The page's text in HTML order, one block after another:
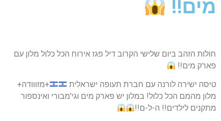
מים!!
חולות הזהב ביום שלישי הקרוב דיל פגז אירוח הכל כלול מלון עם
פארק מים!!
טיסה ישירה לורנה עם חברת תעופה ישראלית
+מזווודה+
מלון מהמם הכל כלול! במלון יש פארק מים וגי'מבורי ואינספור
מתקנים לילדים!! ה-ל-ם!!